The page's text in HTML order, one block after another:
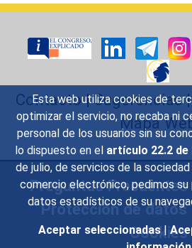
Esta web utiliza cookies de
optimizar el servicio, no recaba ni
personal de los usuarios sin su
lo dispuesto en el artículo 22.2 de
de julio, de servicios de la
comercio electrónico, pedimos su
datos estadísticos de su
Aceptar seleccionadas |
Contacto|Sugerencias
Mapa
Preguntas Frecuentes
Protección de datos
Cookies